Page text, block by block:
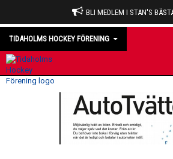
BLI MEDLEM I STAN'S
TIDAHOLMS HOCKEY FÖRENING